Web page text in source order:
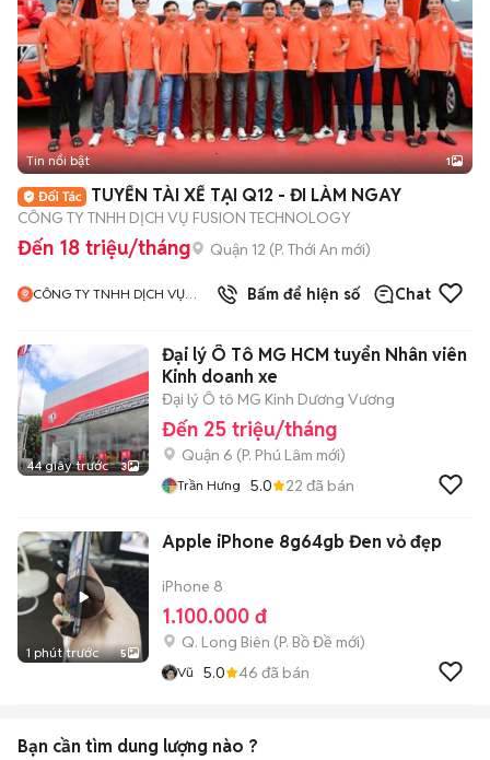
Tin nổi bật 1
TUYỂN TÀI XẾ TẠI Q12 - ĐI LÀM NGAY
CÔNG TY TNHH DỊCH VỤ FUSION TECHNOLOGY
Đến 18 triệu/tháng Quận 12 (P. Thới An mới)
CÔNG TY TNHH DỊCH VỤ
Bấm để hiện số Chat
44 giây trước 3
Đại lý Ô Tô MG HCM tuyển Nhân viên
Kinh doanh xe
Đại lý Ô tô MG Kinh Dương Vương
Đến 25 triệu/tháng
Quận 6 (P. Phú Lâm mới)
Trần Hưng 5.0 22 đã bán
1 phút trước 5
Apple iPhone 8g64gb Đen vỏ đẹp
iPhone 8
1.100.000 đ
Q. Long Biên (P. Bồ Đề mới)
Vũ 5.0 46 đã bán
Bạn cần tìm dung lượng nào ?